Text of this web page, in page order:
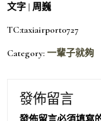
文字 | 周巍
TC:taxiairport0727
Category: 一輩子就夠
發佈留言